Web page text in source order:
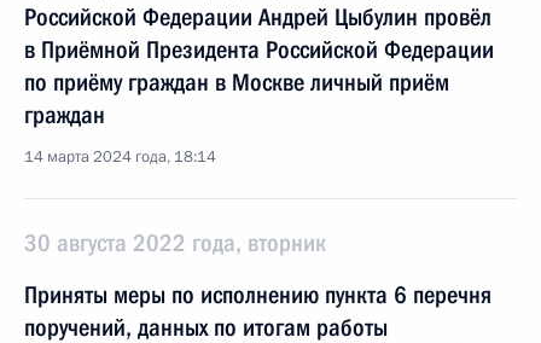
Российской Федерации Андрей Цыбулин провёл
в Приёмной Президента Российской Федерации
по приёму граждан в Москве личный приём
граждан
14 марта 2024 года, 18:14
30 августа 2022 года, вторник
Приняты меры по исполнению пункта 6 перечня
поручений, данных по итогам работы